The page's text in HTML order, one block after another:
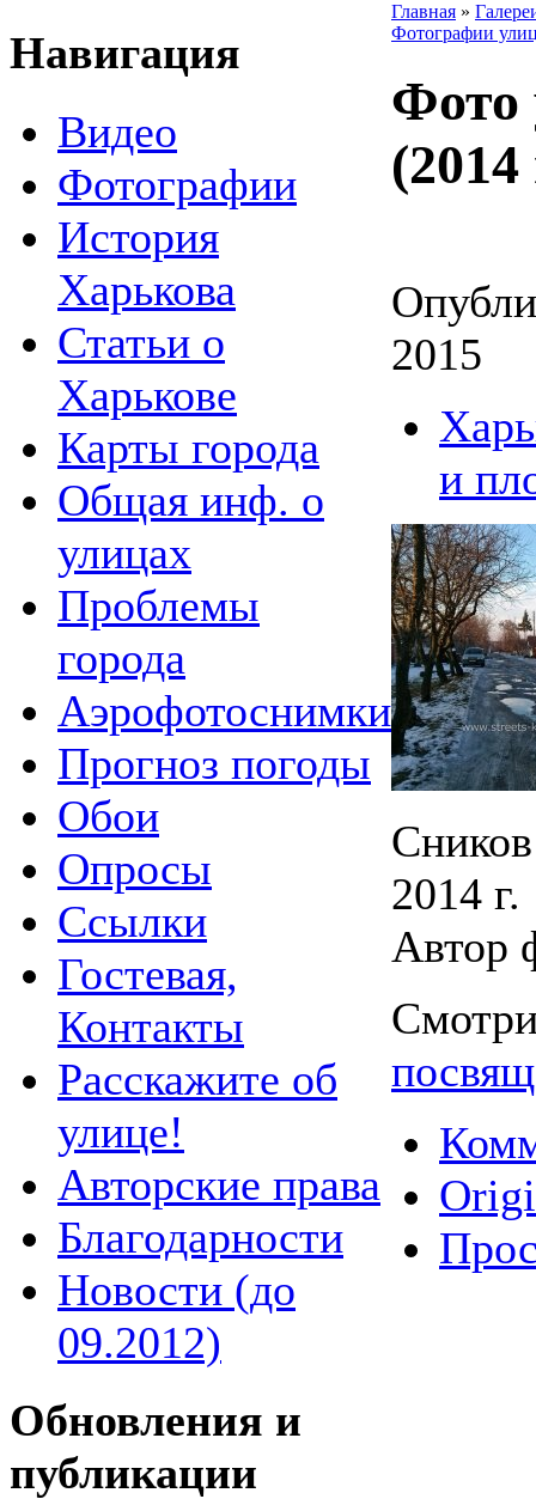
Навигация
Видео
Фотографии
История
Харькова
Статьи о
Харькове
Карты города
Общая инф. о
улицах
Проблемы
города
Аэрофотоснимки
Прогноз погоды
Обои
Опросы
Ссылки
Гостевая,
Контакты
Расскажите об
улице!
Авторские права
Благодарности
Новости (до
09.2012)
Обновления и
публикации
Главная »
Фотографии
Фото
(2014
2015
и
2014 г.
Автор